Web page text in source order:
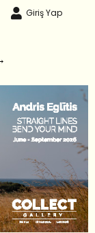
Giriş Yap